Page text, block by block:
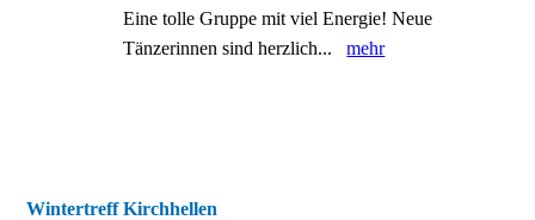
Eine tolle Gruppe mit viel Energie! Neue
Tänzerinnen sind herzlich...mehr
Wintertreff Kirchhellen